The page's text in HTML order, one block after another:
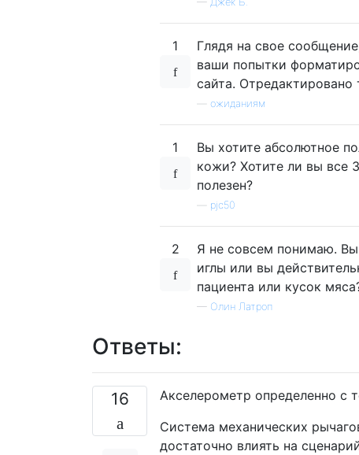
1
Глядя на свое
ваши попытки
сайта.
ожиданиям
1
Вы хотите абсолютное
кожи? Хотите ли вы все
полезен?
pjc50
2
Я не совсем понимаю.
иглы или вы
пациента или кусок
— Олин Латроп
Ответы:
16
Акселерометр определенно с
Система механических
достаточно влиять на